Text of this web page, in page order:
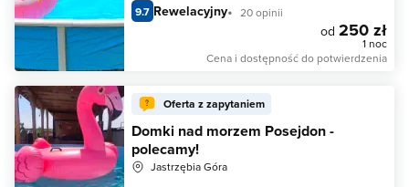
9.7 Rewelacyjny 20 opinii
od 250 zł
1 noc
Cena i dostępność do potwierdzenia
Oferta z zapytaniem
Domki nad morzem Posejdon -
polecamy!
Jastrzębia Góra